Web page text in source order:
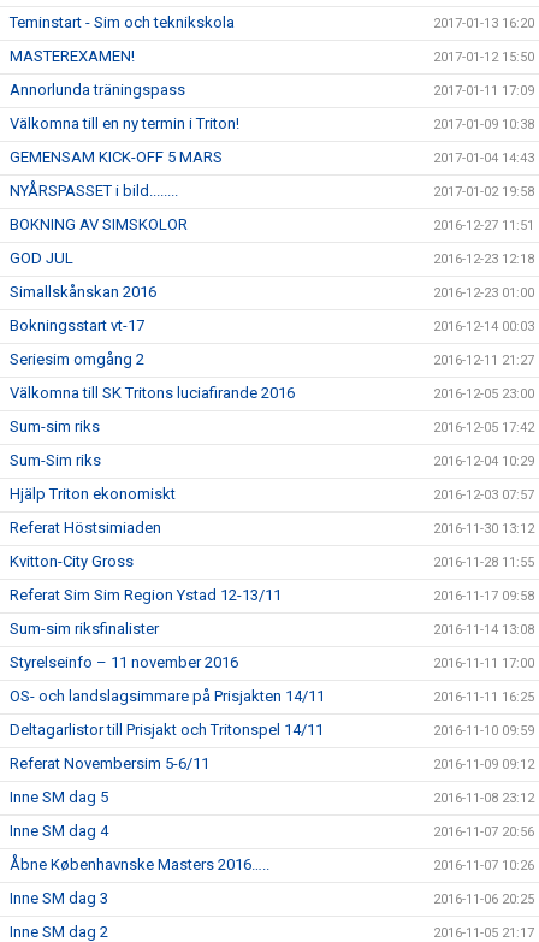
Teminstart - Sim och teknikskola 2017-01-13 16:20
MASTEREXAMEN! 2017-01-12 15:50
Annorlunda träningspass 2017-01-11 17:09
Välkomna till en ny termin i Triton! 2017-01-09 10:38
GEMENSAM KICK-OFF 5 MARS 2017-01-04 14:43
NYÅRSPASSET i bild........ 2017-01-02 19:58
BOKNING AV SIMSKOLOR 2016-12-27 11:51
GOD JUL 2016-12-23 12:18
Simallskånskan 2016 2016-12-23 01:00
Bokningsstart vt-17 2016-12-14 00:03
Seriesim omgång 2 2016-12-11 21:27
Välkomna till SK Tritons luciafirande 2016 2016-12-05 23:00
Sum-sim riks 2016-12-05 17:42
Sum-Sim riks 2016-12-04 10:29
Hjälp Triton ekonomiskt 2016-12-03 07:57
Referat Höstsimiaden 2016-11-30 13:12
Kvitton-City Gross 2016-11-28 11:55
Referat Sim Sim Region Ystad 12-13/11 2016-11-17 09:58
Sum-sim riksfinalister 2016-11-14 13:08
Styrelseinfo – 11 november 2016 2016-11-11 17:00
OS- och landslagsimmare på Prisjakten 14/11 2016-11-11 16:25
Deltagarlistor till Prisjakt och Tritonspel 14/11 2016-11-10 09:59
Referat Novembersim 5-6/11 2016-11-09 09:12
Inne SM dag 5 2016-11-08 23:12
Inne SM dag 4 2016-11-07 20:56
Åbne Københavnske Masters 2016….. 2016-11-07 10:26
Inne SM dag 3 2016-11-06 20:25
Inne SM dag 2 2016-11-05 21:17